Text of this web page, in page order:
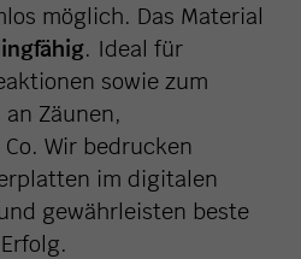
möglich. Das Material
. Ideal für
sowie zum
Zäunen,
Wir bedrucken
im digitalen
gewährleisten beste